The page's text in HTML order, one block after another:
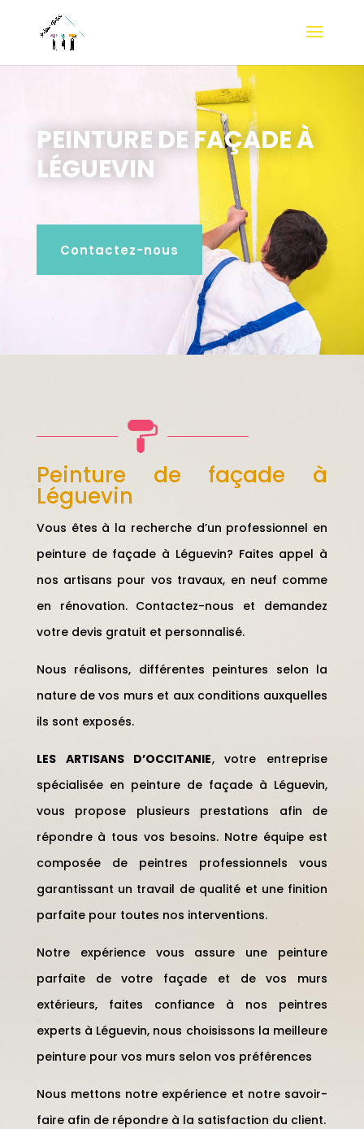
PEINTURE DE FAÇADE À
LÉGUEVIN
Contactez-nous
Peinture de façade à
Léguevin
Vous êtes à la recherche d’un professionnel en
peinture de façade à Léguevin? Faites appel à
nos artisans pour vos travaux, en neuf comme
en rénovation. Contactez-nous et demandez
votre devis gratuit et personnalisé.
Nous réalisons, différentes peintures selon la
nature de vos murs et aux conditions auxquelles
ils sont exposés.
LES ARTISANS D’OCCITANIE, votre entreprise
spécialisée en peinture de façade à Léguevin,
vous propose plusieurs prestations afin de
répondre à tous vos besoins. Notre équipe est
composée de peintres professionnels vous
garantissant un travail de qualité et une finition
parfaite pour toutes nos interventions.
Notre expérience vous assure une peinture
parfaite de votre façade et de vos murs
extérieurs, faites confiance à nos peintres
experts à Léguevin, nous choisissons la meilleure
peinture pour vos murs selon vos préférences
Nous mettons notre expérience et notre savoir-
faire afin de répondre à la satisfaction du client.